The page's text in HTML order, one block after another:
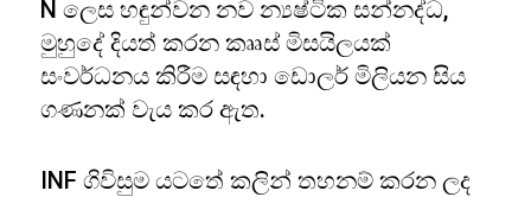
N ලෙස හඳුන්වන නව න්‍යෂ්ටික සන්නද්ධ,
මුහුදේ දියත් කරන කෲස් මිසයිලයක්
සංවර්ධනය කිරීම සඳහා ඩොලර් මිලියන සිය
ගණනක් වැය කර ඇත.
INF ගිවිසුම යටතේ කලින් තහනම් කරන ලද